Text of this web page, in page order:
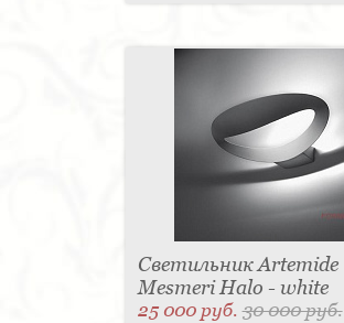
Светильник Artemide
Mesmeri Halo - white
25 000 руб.30 000 руб.